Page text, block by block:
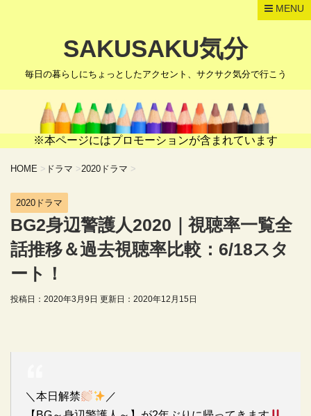
MENU
SAKUSAKU気分
毎日の暮らしにちょっとしたアクセント、サクサク気分で行こう
※本ページにはプロモーションが含まれています
HOME > ドラマ >2020ドラマ >
2020ドラマ
BG2身辺警護人2020｜視聴率一覧全
話推移＆過去視聴率比較：6/18スタ
ート！
投稿日：2020年3月9日 更新日： 2020年12月15日
＼本日解禁
／